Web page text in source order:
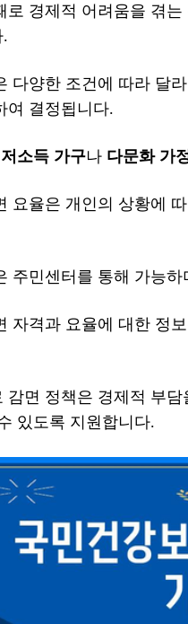
로 경제적 어려움을 겪는
다양한 조건에 따라 달
여 결정됩니다.
저소득 가구나 다문화 가
요율은 개인의 상황에
주민센터를 통해 가능
자격과 요율에 대한 정
감면 정책은 경제적 부
있도록 지원합니다.